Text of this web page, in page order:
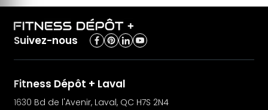
Suivez-nous
Fitness Dépôt + Laval
1630 Bd de l'Avenir, Laval, QC H7S 2N4